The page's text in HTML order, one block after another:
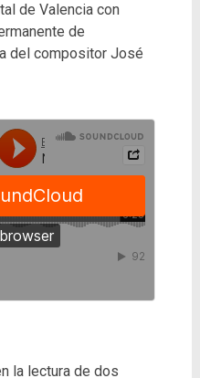
de Valencia con
de
del compositor José
la lectura de dos